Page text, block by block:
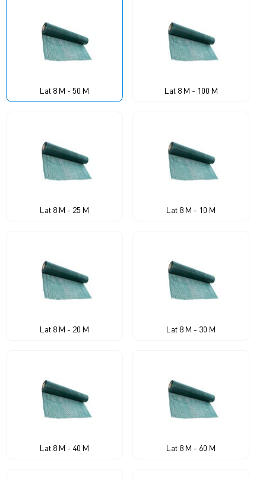
Lat 8 M - 50 M Lat 8 M - 100 M
Lat 8 M - 25 M Lat 8 M - 10 M
Lat 8 M - 20 M Lat 8 M - 30 M
Lat 8 M - 40 M Lat 8 M - 60 M